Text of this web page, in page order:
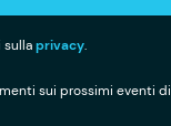
privacy.
sui prossimi eventi di